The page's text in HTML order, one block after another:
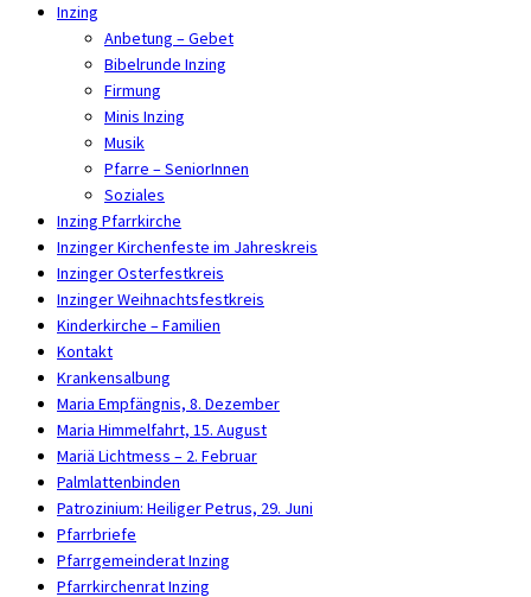
Inzing
Anbetung – Gebet
Bibelrunde Inzing
Firmung
Minis Inzing
Musik
Pfarre – SeniorInnen
Soziales
Inzing Pfarrkirche
Inzinger Kirchenfeste im Jahreskreis
Inzinger Osterfestkreis
Inzinger Weihnachtsfestkreis
Kinderkirche – Familien
Kontakt
Krankensalbung
Maria Empfängnis, 8. Dezember
Maria Himmelfahrt, 15. August
Mariä Lichtmess – 2. Februar
Palmlattenbinden
Patrozinium: Heiliger Petrus, 29. Juni
Pfarrbriefe
Pfarrgemeinderat Inzing
Pfarrkirchenrat Inzing